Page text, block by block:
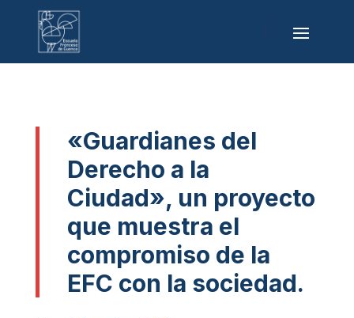
«Guardianes del
Derecho a la
Ciudad», un proyecto
que muestra el
compromiso de la
EFC con la sociedad.